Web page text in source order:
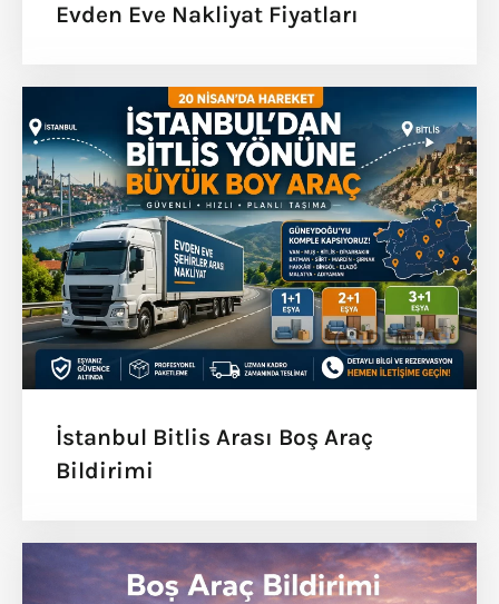
Evden Eve Nakliyat Fiyatları
İstanbul Bitlis Arası Boş Araç
Bildirimi